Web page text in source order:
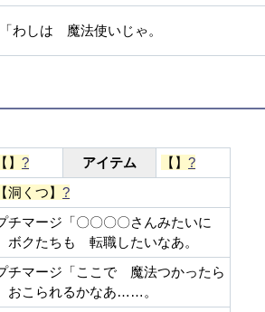
わしは 魔法使いじゃ。
【】? アイテム 【】?
【洞くつ】?
チマージ「〇〇〇〇さんみたいに
ボクたちも 転職したいなあ。
チマージ「ここで 魔法つかったら
おこられるかなあ……。